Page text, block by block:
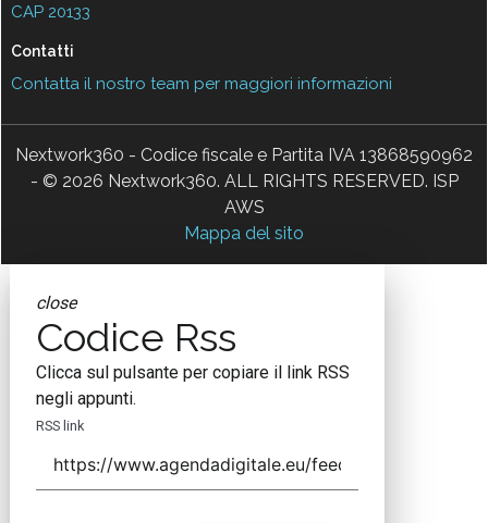
CAP 20133
Contatti
Contatta il nostro team per maggiori informazioni
Nextwork360 - Codice fiscale e Partita IVA 13868590962
- © 2026 Nextwork360. ALL RIGHTS RESERVED. ISP
AWS
Mappa del sito
close
Codice Rss
Clicca sul pulsante per copiare il link RSS
negli appunti.
RSS link